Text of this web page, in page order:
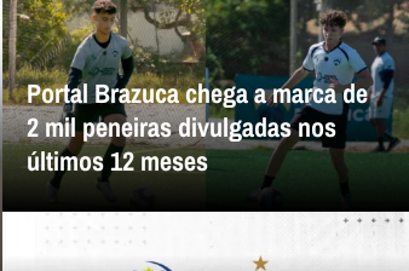
Portal Brazuca chega a marca de
2 mil peneiras divulgadas nos
últimos 12 meses